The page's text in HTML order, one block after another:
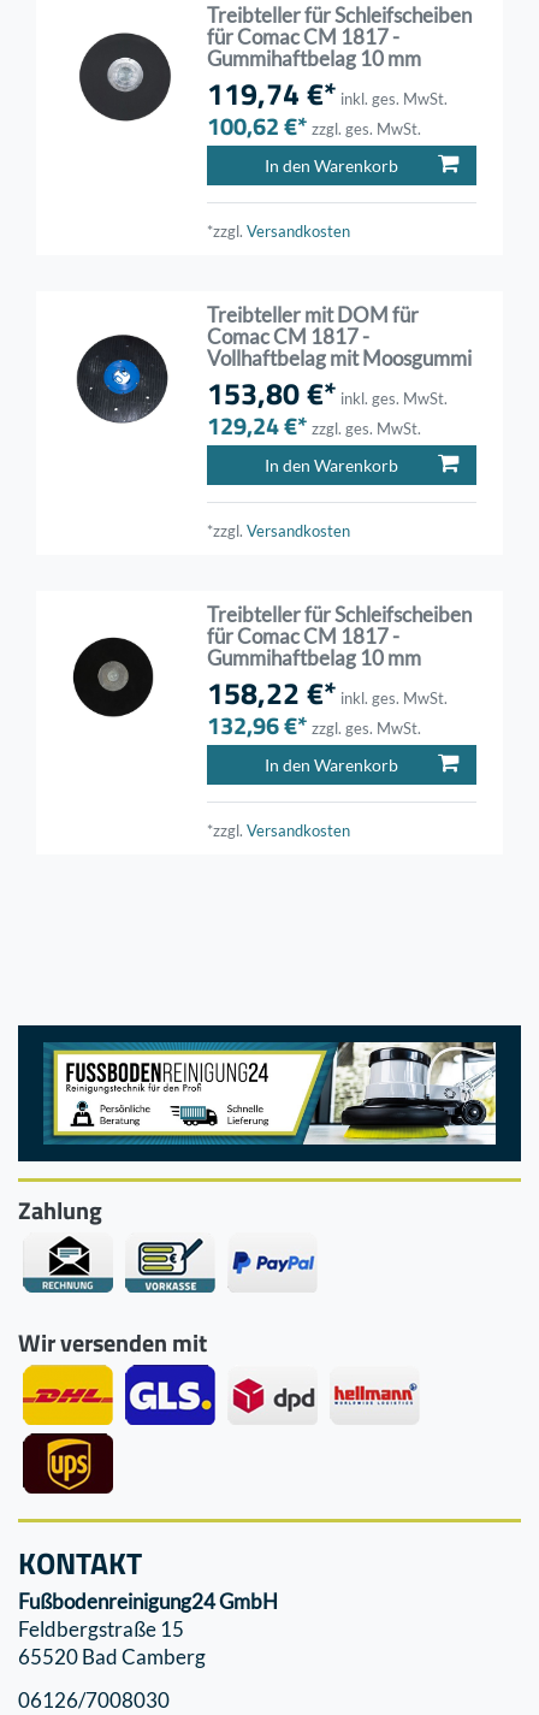
Treibteller für Schleifscheiben
für Comac CM 1817 -
Gummihaftbelag 10 mm
119,74 €* inkl. ges. MwSt.
100,62 €* zzgl. ges. MwSt.
In den Warenkorb
*zzgl.Versandkosten
Treibteller mit DOM für
Comac CM 1817 -
Vollhaftbelag mit Moosgummi
153,80 €* inkl. ges. MwSt.
129,24 €* zzgl. ges. MwSt.
In den Warenkorb
*zzgl.Versandkosten
Treibteller für Schleifscheiben
für Comac CM 1817 -
Gummihaftbelag 10 mm
158,22 €* inkl. ges. MwSt.
132,96 €* zzgl. ges. MwSt.
In den Warenkorb
*zzgl.Versandkosten
Zahlung
Wir versenden mit
KONTAKT
Fußbodenreinigung24 GmbH
Feldbergstraße 15
65520 Bad Camberg
06126/7008030